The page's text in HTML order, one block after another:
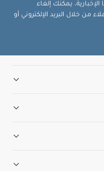
يمكنك إلغاء
من خلال البريد الإلكتروني أو